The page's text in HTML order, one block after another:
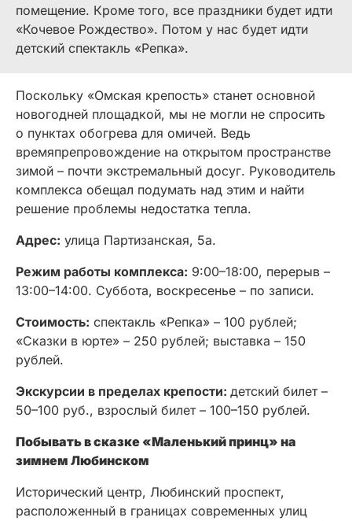
помещение. Кроме того, все праздники будет идти
«Кочевое Рождество». Потом у нас будет идти
детский спектакль «Репка».
Поскольку «Омская крепость» станет основной
новогодней площадкой, мы не могли не спросить
о пунктах обогрева для омичей. Ведь
времяпрепровождение на открытом пространстве
зимой – почти экстремальный досуг. Руководитель
комплекса обещал подумать над этим и найти
решение проблемы недостатка тепла.
Адрес: улица Партизанская, 5а.
Режим работы комплекса: 9:00–18:00, перерыв –
13:00–14:00. Суббота, воскресенье – по записи.
Стоимость: спектакль «Репка» – 100 рублей;
«Сказки в юрте» – 250 рублей; выставка – 150
рублей.
Экскурсии в пределах крепости: детский билет –
50–100 руб., взрослый билет – 100–150 рублей.
Побывать в сказке «Маленький принц» на
зимнем Любинском
Исторический центр, Любинский проспект,
расположенный в границах современных улиц